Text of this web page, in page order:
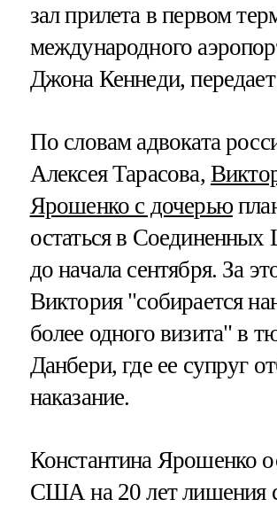
зал прилета в первом
международного
Джона Кеннеди,
По словам адвоката
Алексея Тарасова,
Ярошенко с дочерью
остаться в Соединенных
до начала сентября. За
Виктория "собирается
более одного визита" в
Данбери, где ее супруг
наказание.
Константина Ярошенко
США на 20 лет лишения